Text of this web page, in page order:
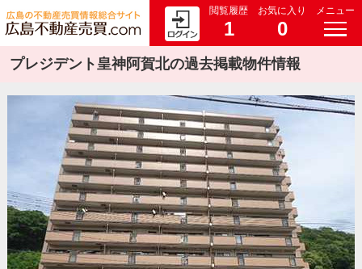
閲覧履歴
1
お気に入り
0
メニュー
プレジデント皇神阿賀北の過去掲載物件情報